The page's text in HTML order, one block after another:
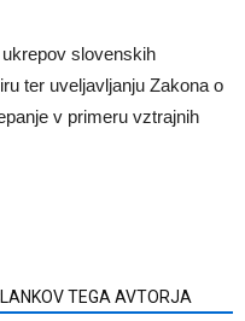
slovenskih
ter uveljavljanju Zakona o
v primeru vztrajnih
TEGA AVTORJA